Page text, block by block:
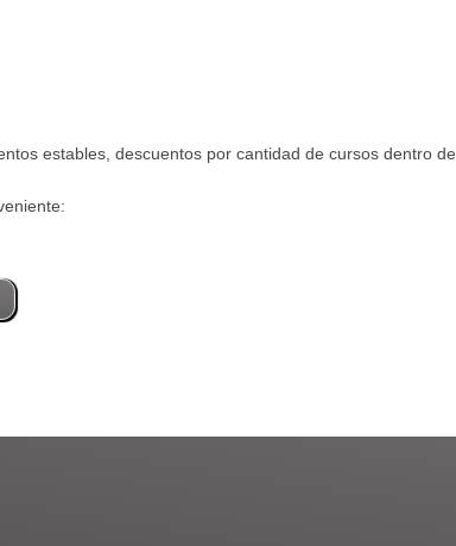
estables, descuentos por cantidad de cursos dentro de